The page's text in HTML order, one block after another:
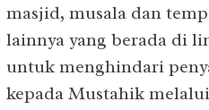
masjid, musala dan
lainnya yang berada di
untuk menghindari
kepada Mustahik